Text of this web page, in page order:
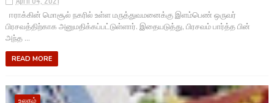
ஈராக்கின் மொசூல் நகரில் உள்ள மருத்துவமனைக்கு இளம்பெண் ஒருவர்
பிரசவத்திற்காக அனுமதிக்கப்பட்டுள்ளார். இதையடுத்து, பிரசவம் பார்த்த பின்
அந்த ...
READ MORE
உலகம்